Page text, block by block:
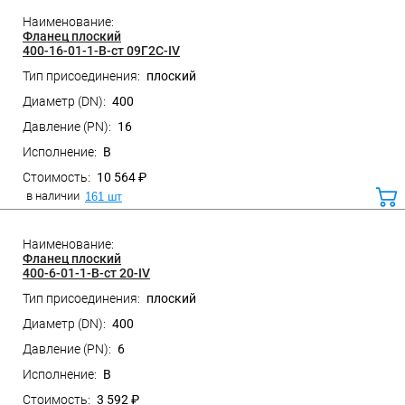
Фланец плоский
400-16-01-1-B-ст 09Г2С-IV
плоский
400
16
B
10 564 ₽
в наличии 161 шт
Фланец плоский
400-6-01-1-B-ст 20-IV
плоский
400
6
B
3 592 ₽